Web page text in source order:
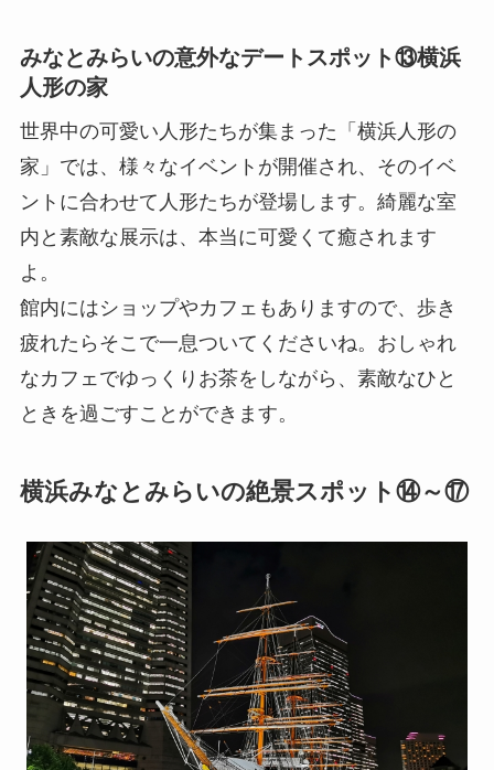
みなとみらいの意外なデートスポット⑬横浜
人形の家
世界中の可愛い人形たちが集まった「横浜人形の
家」では、様々なイベントが開催され、そのイベ
ントに合わせて人形たちが登場します。綺麗な室
内と素敵な展示は、本当に可愛くて癒されます
よ。
館内にはショップやカフェもありますので、歩き
疲れたらそこで一息ついてくださいね。おしゃれ
なカフェでゆっくりお茶をしながら、素敵なひと
ときを過ごすことができます。
横浜みなとみらいの絶景スポット⑭～⑰